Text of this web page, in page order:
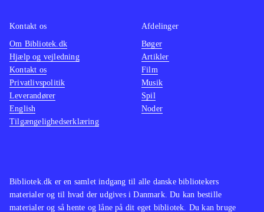
Bibliotek.dk er en samlet indgang til alle danske bibliotekers
materialer og til hvad der udgives i Danmark. Du kan bestille
materialer og så hente og låne på dit eget bibliotek. Du kan bruge
Kontakt os
Om Bibliotek.dk
Hjælp og vejledning
Kontakt os
Privatlivspolitik
Leverandører
English
Tilgængelighedserklæring
Afdelinger
Bøger
Artikler
Film
Musik
Spil
Noder